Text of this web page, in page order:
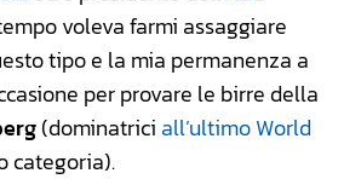
voleva farmi assaggiare
tipo e la mia permanenza a
per provare le birre della
(dominatrici all’ultimo World
categoria).